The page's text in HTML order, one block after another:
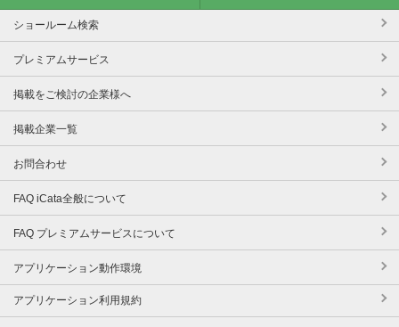
ショールーム検索
プレミアムサービス
掲載をご検討の企業様へ
掲載企業一覧
お問合わせ
FAQ iCata全般について
FAQ プレミアムサービスについて
アプリケーション動作環境
アプリケーション利用規約